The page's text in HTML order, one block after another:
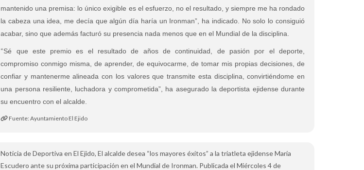
mantenido una premisa: lo único exigible es el esfuerzo, no el resultado, y siempre me ha rondado
la cabeza una idea, me decía que algún día haría un Ironman”, ha indicado. No solo lo consiguió
acabar, sino que además facturó su presencia nada menos que en el Mundial de la disciplina.
“Sé que este premio es el resultado de años de continuidad, de pasión por el deporte,
compromiso conmigo misma, de aprender, de equivocarme, de tomar mis propias decisiones, de
confiar y mantenerme alineada con los valores que transmite esta disciplina, convirtiéndome en
una persona resiliente, luchadora y comprometida”, ha asegurado la deportista ejidense durante
su encuentro con el alcalde.
Fuente: Ayuntamiento El Ejido
Noticia de Deportiva en El Ejido, El alcalde desea “los mayores éxitos” a la triatleta ejidense María
Escudero ante su próxima participación en el Mundial de Ironman. Publicada el Miércoles 4 de